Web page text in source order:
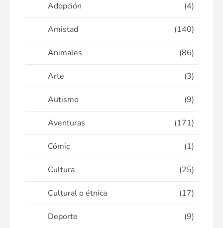
Adopción (4)
Amistad (140)
Animales (86)
Arte (3)
Autismo (9)
Aventuras (171)
Cómic (1)
Cultura (25)
Cultural o étnica (17)
Deporte (9)